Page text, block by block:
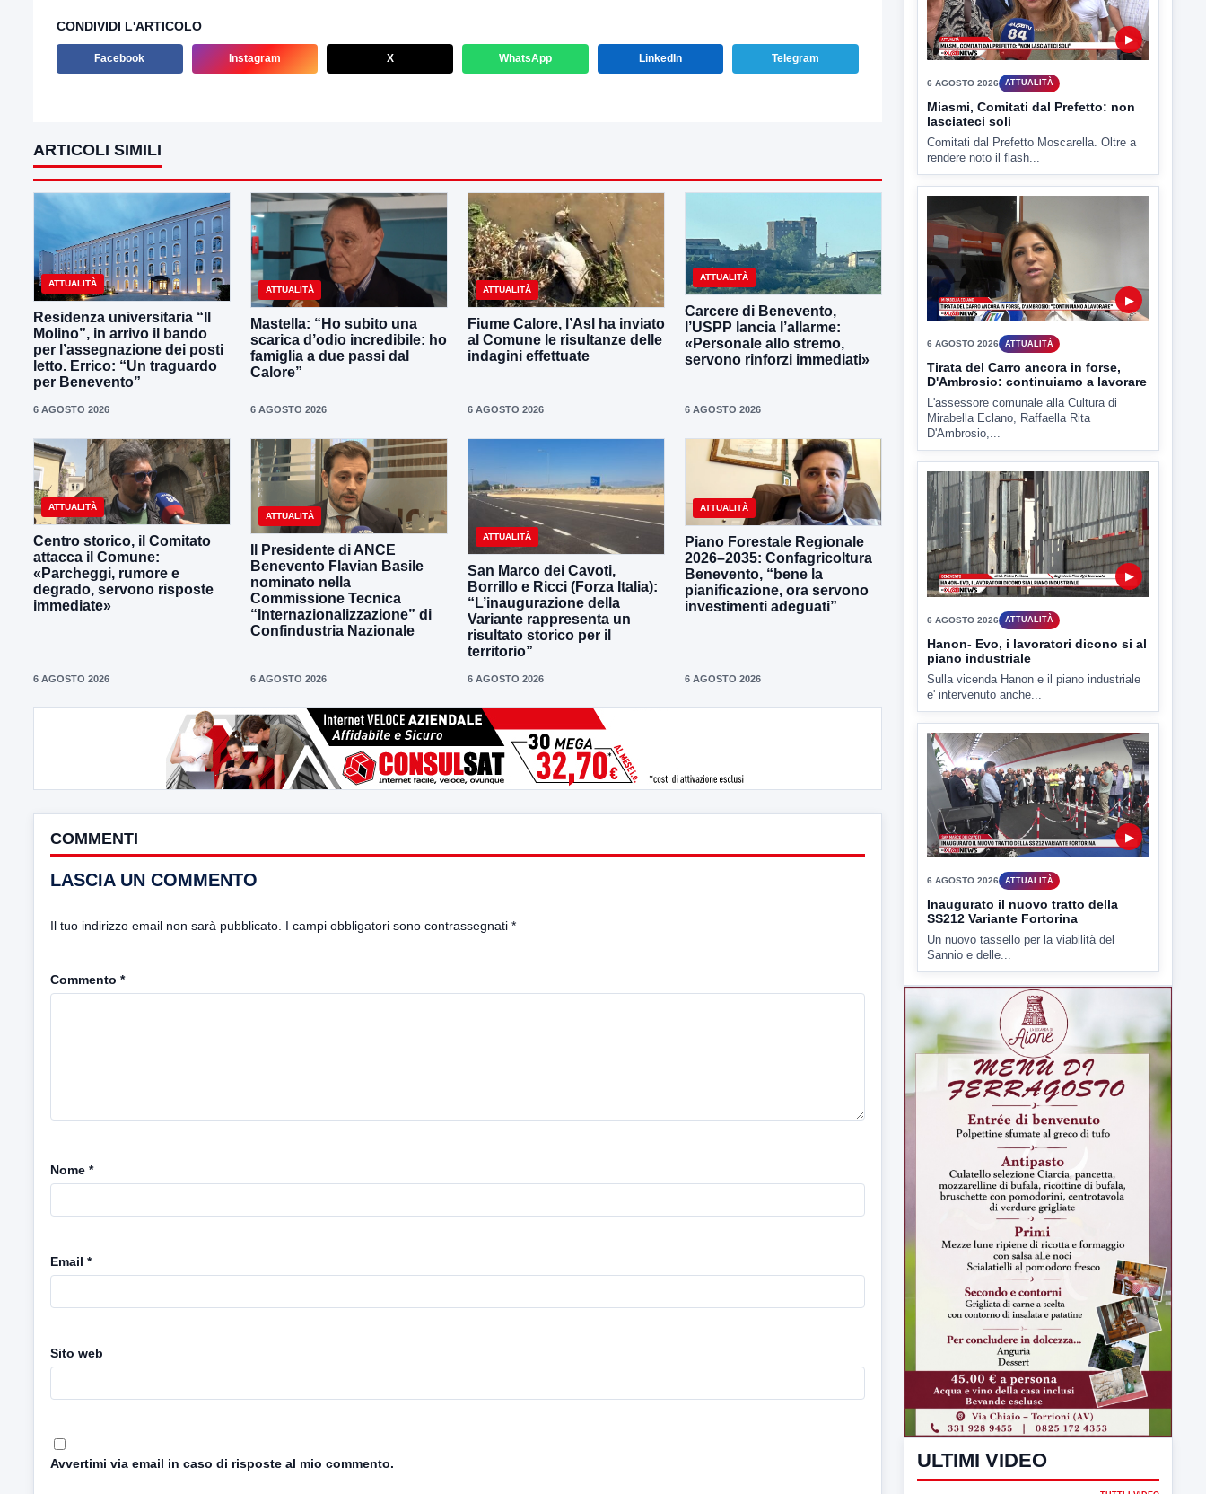
CONDIVIDI L'ARTICOLO
Facebook Instagram X WhatsApp LinkedIn Telegram
ARTICOLI SIMILI
ATTUALITÀ
Residenza universitaria “Il
Molino”, in arrivo il bando
per l’assegnazione dei posti
letto. Errico: “Un traguardo
per Benevento”
6 AGOSTO 2026
ATTUALITÀ
Mastella: “Ho subito una
scarica d’odio incredibile: ho
famiglia a due passi dal
Calore”
6 AGOSTO 2026
ATTUALITÀ
Fiume Calore, l’Asl ha inviato
al Comune le risultanze delle
indagini effettuate
6 AGOSTO 2026
ATTUALITÀ
Carcere di Benevento,
l’USPP lancia l’allarme:
«Personale allo stremo,
servono rinforzi immediati»
6 AGOSTO 2026
ATTUALITÀ
Centro storico, il Comitato
attacca il Comune:
«Parcheggi, rumore e
degrado, servono risposte
immediate»
6 AGOSTO 2026
ATTUALITÀ
Il Presidente di ANCE
Benevento Flavian Basile
nominato nella
Commissione Tecnica
“Internazionalizzazione” di
Confindustria Nazionale
6 AGOSTO 2026
ATTUALITÀ
San Marco dei Cavoti,
Borrillo e Ricci (Forza Italia):
“L’inaugurazione della
Variante rappresenta un
risultato storico per il
territorio”
6 AGOSTO 2026
ATTUALITÀ
Piano Forestale Regionale
2026–2035: Confagricoltura
Benevento, “bene la
pianificazione, ora servono
investimenti adeguati”
6 AGOSTO 2026
COMMENTI
LASCIA UN COMMENTO
Il tuo indirizzo email non sarà pubblicato. I campi obbligatori sono contrassegnati *
Commento *
Nome *
Email *
Sito web
Avvertimi via email in caso di risposte al mio commento.
▶
6 AGOSTO 2026 ATTUALITÀ
Miasmi, Comitati dal Prefetto: non
lasciateci soli
Comitati dal Prefetto Moscarella. Oltre a
rendere noto il flash...
▶
6 AGOSTO 2026 ATTUALITÀ
Tirata del Carro ancora in forse,
D'Ambrosio: continuiamo a lavorare
L'assessore comunale alla Cultura di
Mirabella Eclano, Raffaella Rita
D'Ambrosio,...
▶
6 AGOSTO 2026 ATTUALITÀ
Hanon- Evo, i lavoratori dicono si al
piano industriale
Sulla vicenda Hanon e il piano industriale
e' intervenuto anche...
▶
6 AGOSTO 2026 ATTUALITÀ
Inaugurato il nuovo tratto della
SS212 Variante Fortorina
Un nuovo tassello per la viabilità del
Sannio e delle...
ULTIMI VIDEO